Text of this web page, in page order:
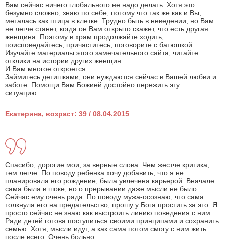
Вам сейчас ничего глобального не надо делать. Хотя это
безумно сложно, знаю по себе, потому что так же как и Вы,
металась как птица в клетке. Трудно быть в неведении, но Вам
не легче станет, когда он Вам открыто скажет, что есть другая
женщина. Поэтому в храм продолжайте ходить,
поисповедайтесь, причаститесь, поговорите с батюшкой.
Изучайте материалы этого замечательного сайта, читайте
отклики на истории других женщин.
И Вам многое откроется.
Займитесь детишками, они нуждаются сейчас в Вашей любви и
заботе. Помощи Вам Божией достойно пережить эту
ситуацию…
Екатерина, возраст: 39 / 08.04.2015
Спасибо, дорогие мои, за верные слова. Чем жестче критика,
тем легче. По поводу ребенка хочу добавить, что я не
планировала его рождение, была увлечена карьерой. Вначале
сама была в шоке, но о прерывании даже мысли не было.
Сейчас ему очень рада. По поводу мужа-осознаю, что сама
толкнула его на предательство, прошу у Бога простить за это. Я
просто сейчас не знаю как выстроить линию поведения с ним.
Ради детей готова поступиться своими принципами и сохранить
семью. Хотя, мысли идут, а как сама потом смогу с ним жить
после всего. Очень больно.